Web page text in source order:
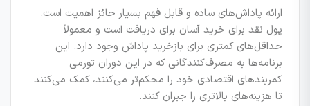
ارائه پاداش‌های ساده و قابل فهم بسیار حائز اهمیت است.
پول نقد برای خرید آسان برای دریافت است و معمولاً
حداقل‌های کمتری برای بازخرید پاداش وجود دارد. این
برنامه‌ها به مصرف‌کنندگانی که در این دوران تورمی
کمربندهای اقتصادی خود را محکم‌تر می‌کنند، کمک می‌کنند
تا هزینه‌های بالاتری را جبران کنند.